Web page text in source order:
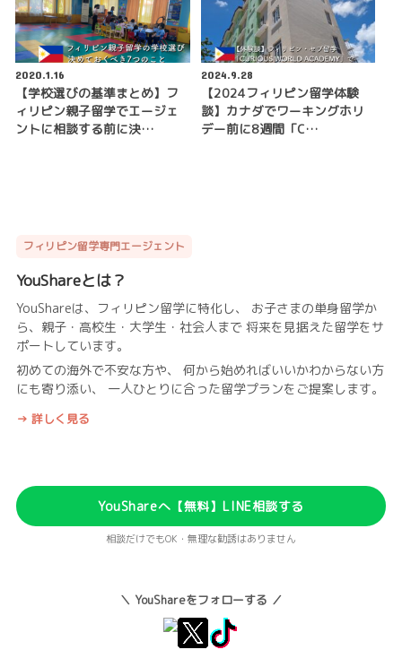
2020.1.16
【学校選びの基準まとめ】フ
ィリピン親子留学でエージェ
ントに相談する前に決…
2024.9.28
【2024フィリピン留学体験
談】カナダでワーキングホリ
デー前に8週間「C…
フィリピン留学専門エージェント
YouShareとは？
YouShareは、フィリピン留学に特化し、 お子さまの単身留学か
ら、親子・高校生・大学生・社会人まで 将来を見据えた留学をサ
ポートしています。
初めての海外で不安な方や、 何から始めればいいかわからない方
にも寄り添い、 一人ひとりに合った留学プランをご提案します。
→ 詳しく見る
YouShareへ【無料】LINE相談する
相談だけでもOK・無理な勧誘はありません
＼ YouShareをフォローする ／